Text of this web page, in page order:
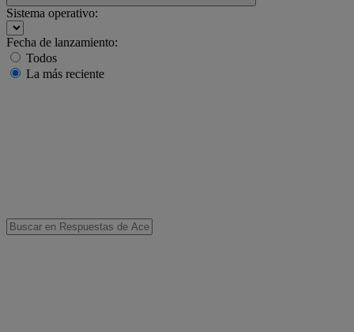
Sistema operativo:
Fecha de lanzamiento:
Todos
La más reciente